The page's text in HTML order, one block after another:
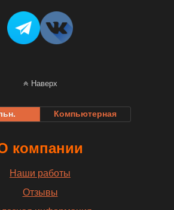
Наверх
Компьютерная
компании
Наши работы
Отзывы